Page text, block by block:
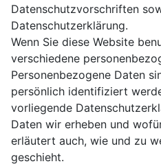
Datenschutzvorschriften
Datenschutzerklärung.
Wenn Sie diese Website
verschiedene
Personenbezogene Daten
persönlich identifiziert
vorliegende
Daten wir erheben und
erläutert auch, wie und zu
geschieht.